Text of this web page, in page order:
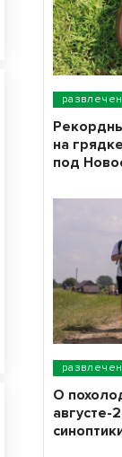
на
под
О
августе-